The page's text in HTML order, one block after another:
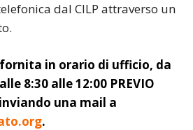
dal CILP attraverso un
fornita in orario di ufficio, da
8:30 alle 12:00 PREVIO
una mail a
.